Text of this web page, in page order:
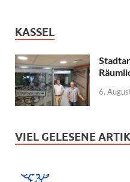
KASSEL
6.
VIEL GELESENE